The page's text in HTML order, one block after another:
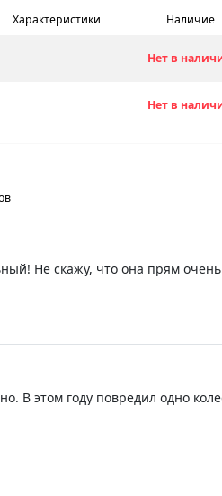
Характеристики Наличие
Нет в
Нет в
Не скажу, что она прям
В этом году повредил одно